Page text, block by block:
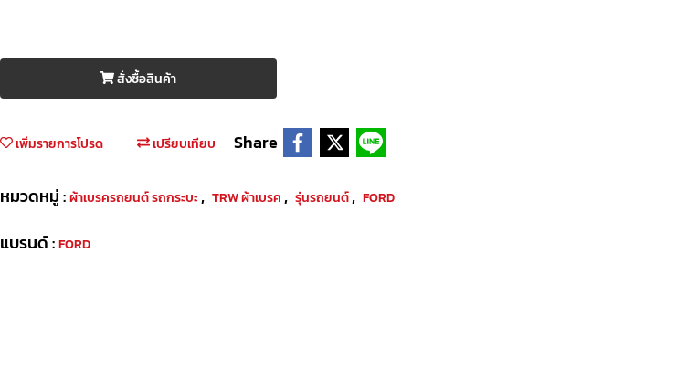
สั่งซื้อสินค้า
เพิ่มรายการโปรด เปรียบเทียบ Share
หมวดหมู่ :ผ้าเบรครถยนต์ รถกระบะ, TRW ผ้าเบรค, รุ่นรถยนต์, FORD
แบรนด์ :FORD